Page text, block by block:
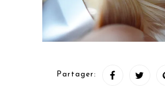
Partager: